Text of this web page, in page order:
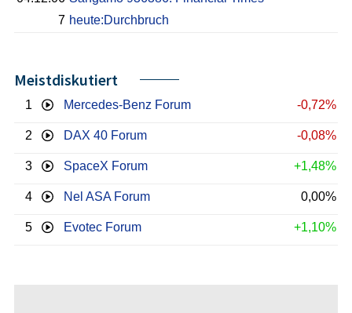
7 heute:Durchbruch
Meistdiskutiert
1 Mercedes-Benz Forum -0,72%
2 DAX 40 Forum -0,08%
3 SpaceX Forum +1,48%
4 Nel ASA Forum 0,00%
5 Evotec Forum +1,10%